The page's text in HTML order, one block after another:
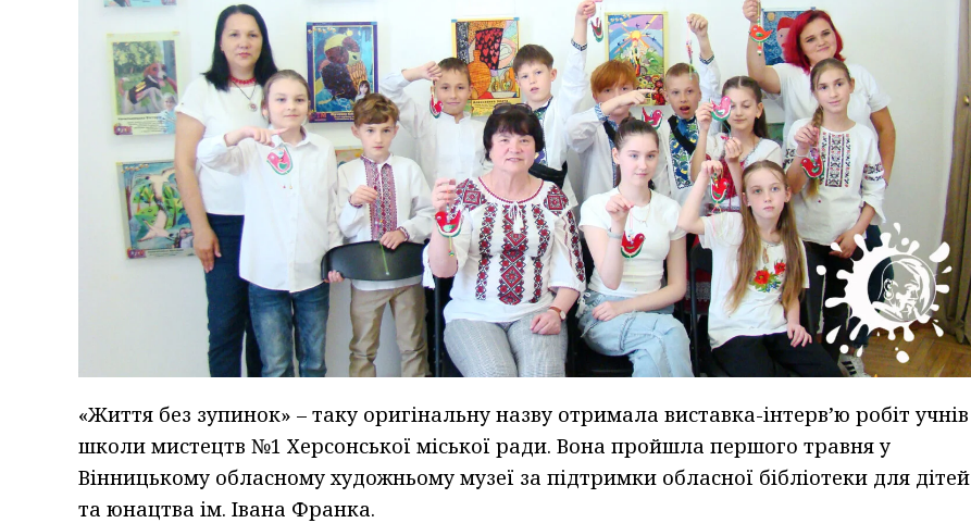
«Життя без зупинок» – таку оригінальну назву отримала виставка-інтерв’ю робіт учнів
школи мистецтв №1 Херсонської міської ради. Вона пройшла першого травня у
Вінницькому обласному художньому музеї за підтримки обласної бібліотеки для дітей
та юнацтва ім. Івана Франка.